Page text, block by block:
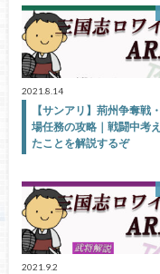
2021.8.14
【サンアリ】荊州争奪戦
場任務の攻略｜戦闘中考
たことを解説するぞ
2021.9.2